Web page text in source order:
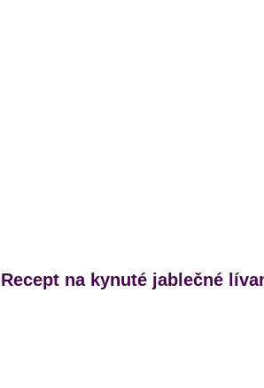
Recept na kynuté jablečné